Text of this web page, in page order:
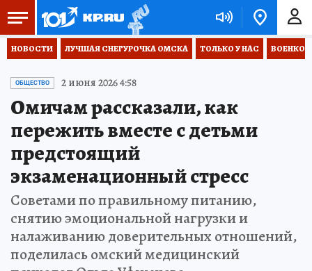
НОВОСТИ ЛУЧШАЯ СНЕГУРОЧКА ОМСКА ТОЛЬКО У НАС
ОБЩЕСТВО 2 июня 2026 4:58
Омичам рассказали, как
пережить вместе с детьми
предстоящий
экзаменационный стресс
Советами по правильному питанию,
снятию эмоциональной нагрузки и
налаживанию доверительных отношений,
поделилась омский медицинский